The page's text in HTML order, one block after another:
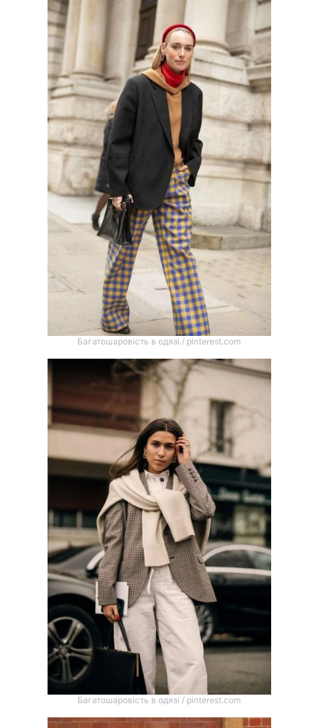
Багатошаровість в одязі / pinterest.com
Багатошаровість в одязі / pinterest.com